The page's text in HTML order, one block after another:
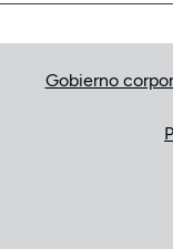
Gobierno